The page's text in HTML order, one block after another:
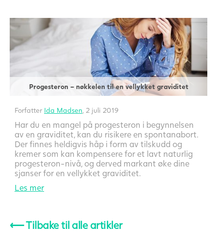
Progesteron – nøkkelen til en vellykket graviditet
Forfatter Ida Madsen , 2 juli 2019
Har du en mangel på progesteron i begynnelsen
av en graviditet, kan du risikere en spontanabort.
Der finnes heldigvis håp i form av tilskudd og
kremer som kan kompensere for et lavt naturlig
progesteron-nivå, og derved markant øke dine
sjanser for en vellykket graviditet.
Les mer
⟵Tilbake til alle artikler